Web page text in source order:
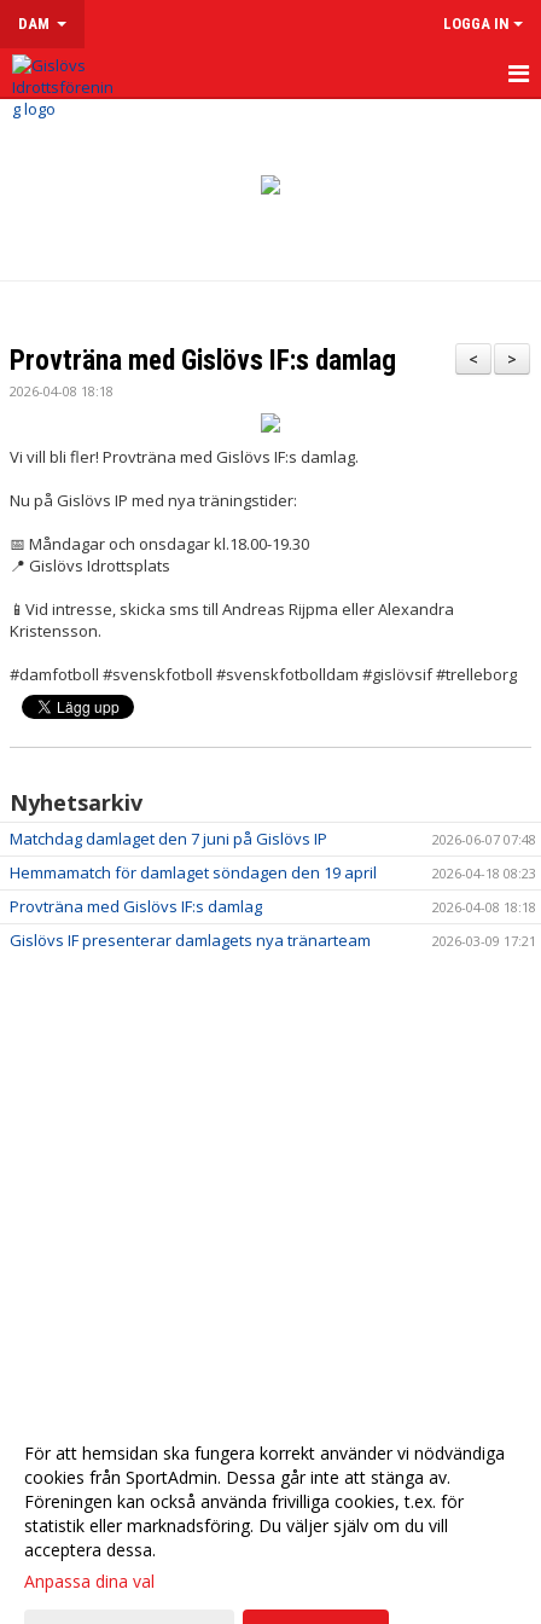
DAM LOGGA IN
HEM
KONTAKT
>
<
Provträna med Gislövs IF:s damlag
2026-04-08 18:18
Vi vill bli fler! Provträna med Gislövs IF:s damlag.
Nu på Gislövs IP med nya träningstider:
📅 Måndagar och onsdagar kl.18.00-19.30
📍 Gislövs Idrottsplats
📱Vid intresse, skicka sms till Andreas Rijpma eller Alexandra
Kristensson.
#damfotboll #svenskfotboll #svenskfotbolldam #gislövsif #trelleborg
Nyhetsarkiv
Matchdag damlaget den 7 juni på Gislövs IP 2026-06-07 07:48
Hemmamatch för damlaget söndagen den 19 april 2026-04-18 08:23
Provträna med Gislövs IF:s damlag 2026-04-08 18:18
Gislövs IF presenterar damlagets nya tränarteam 2026-03-09 17:21
För att hemsidan ska fungera korrekt använder vi nödvändiga
cookies från SportAdmin. Dessa går inte att stänga av.
Föreningen kan också använda frivilliga cookies, t.ex. för
statistik eller marknadsföring. Du väljer själv om du vill
acceptera dessa.
Anpassa dina val